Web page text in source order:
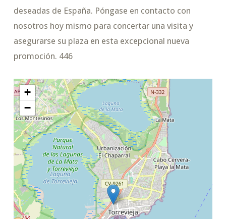
deseadas de España. Póngase en contacto con
nosotros hoy mismo para concertar una visita y
asegurarse su plaza en esta excepcional nueva
promoción. 446
+
−